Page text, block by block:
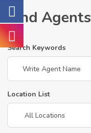
Find Agents
Search Keywords
Location List